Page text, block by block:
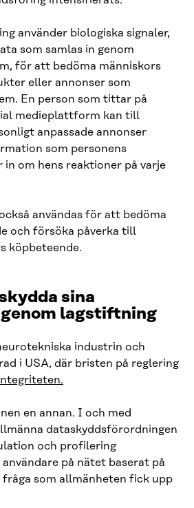
använder biologiska signaler,
som samlas in genom
för att bedöma människors
eller annonser som
En person som tittar på
medieplattform kan till
anpassade annonser
som personens
om hens reaktioner på varje
användas för att bedöma
och försöka påverka till
köpbeteende.
sina
lagstiftning
industrin och
i USA, där bristen på reglering
en annan. I och med
dataskyddsförordningen
och profilering
på nätet baserat på
som allmänheten fick upp